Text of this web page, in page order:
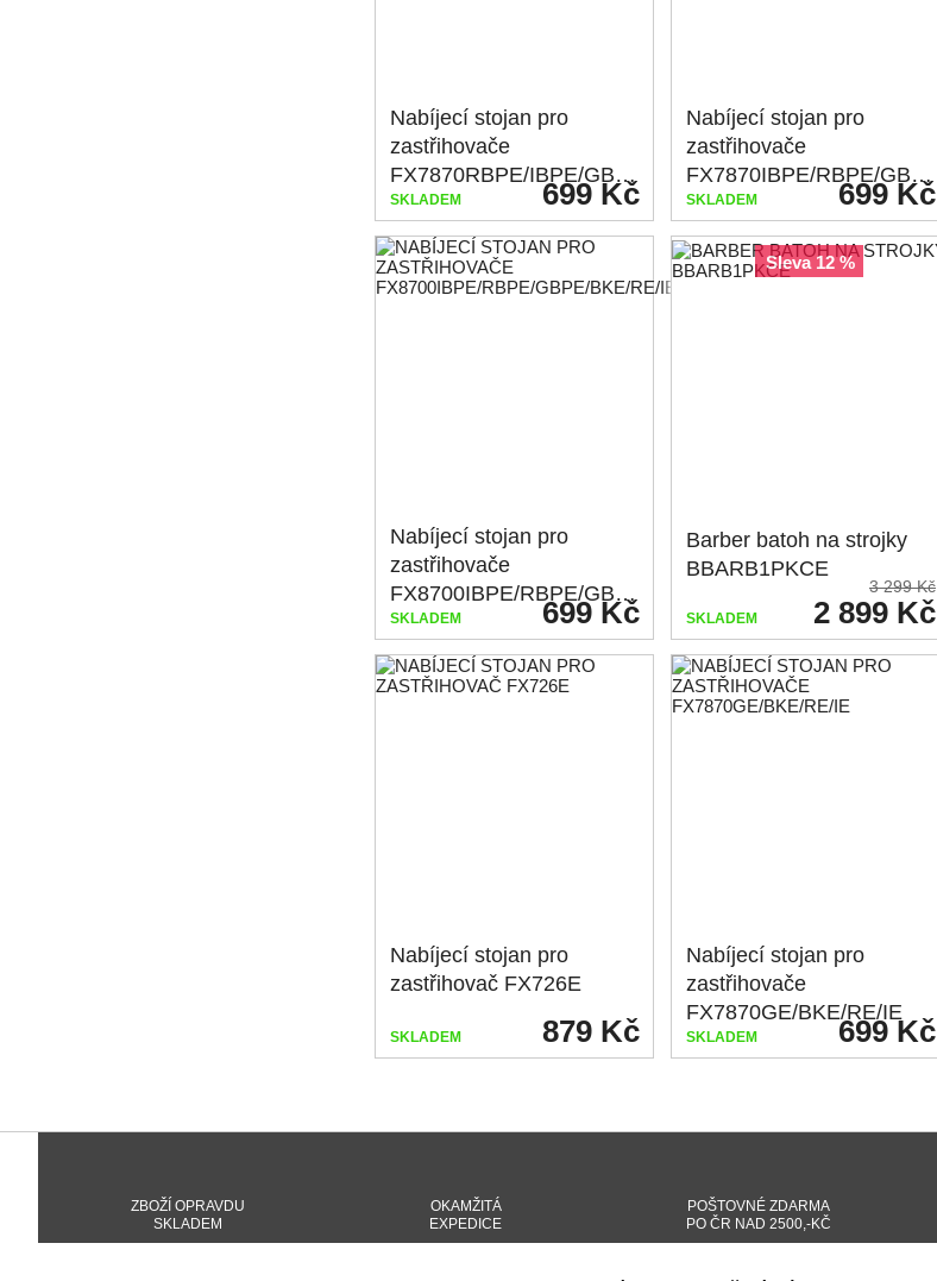
Nabíjecí stojan pro
zastřihovače
FX7870RBPE/IBPE/GBPE/BKE/RE/IE
699 Kč
SKLADEM
Nabíjecí stojan pro
zastřihovače
FX7870IBPE/RBPE/GBPE/BKE/RE/IE
699 Kč
SKLADEM
Nabíjecí stojan pro
zastřihovače
FX8700IBPE/RBPE/GBPE/BKE/RE/IE
699 Kč
SKLADEM
sleva 12 %
Barber batoh na strojky
BBARB1PKCE
3 299 Kč
2 899 Kč
SKLADEM
Nabíjecí stojan pro
zastřihovač FX726E
879 Kč
SKLADEM
Nabíjecí stojan pro
zastřihovače
FX7870GE/BKE/RE/IE
699 Kč
SKLADEM
ZBOŽÍ OPRAVDU
SKLADEM
OKAMŽITÁ
EXPEDICE
POŠTOVNÉ ZDARMA
PO ČR NAD 2500,-KČ